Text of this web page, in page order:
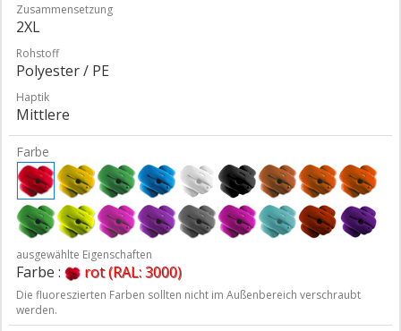
Zusammensetzung
2XL
Rohstoff
Polyester / PE
Haptik
Mittlere
Farbe
ausgewählte Eigenschaften
Farbe : rot (RAL: 3000)
Die fluoreszierten Farben sollten nicht im Außenbereich verschraubt
werden.